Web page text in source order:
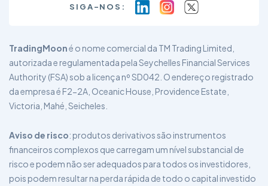
SIGA-NOS:
TradingMooné o nome comercial da TM Trading Limited,
autorizada e regulamentada pela Seychelles Financial Services
Authority (FSA) sob a licença nº SD042. O endereço registrado
da empresa é F2-2A, Oceanic House, Providence Estate,
Victoria, Mahé, Seicheles.
Aviso de risco: produtos derivativos são instrumentos
financeiros complexos que carregam um nível substancial de
risco e podem não ser adequados para todos os investidores,
pois podem resultar na perda rápida de todo o capital investido